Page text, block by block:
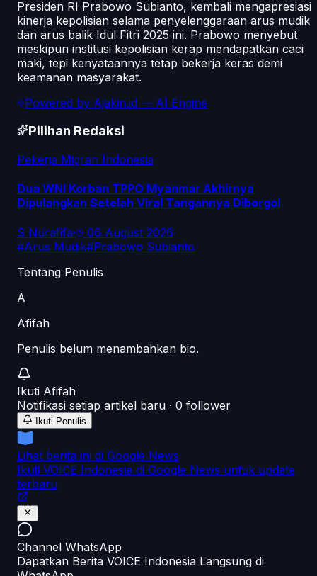
Presiden RI Prabowo Subianto, kembali mengapresiasi
kinerja kepolisian selama penyelenggaraan arus mudik
dan arus balik Idul Fitri 2025 ini. Prabowo menyebut
meskipun institusi kepolisian kerap mendapatkan caci
maki, tepi kenyataannya tetap bekerja keras demi
keamanan masyarakat.
Powered by Ajakin.id — AI Engine
Pilihan Redaksi
Pekerja Migran Indonesia
Dua WNI Korban TPPO Myanmar Akhirnya
Dipulangkan Setelah Viral Tangannya Diborgol
S Nurafifa·
06 August 2026
#Arus Mudik#Prabowo Subianto
Tentang Penulis
A
Afifah
Penulis belum menambahkan bio.
Ikuti Afifah
Notifikasi setiap artikel baru · 0 follower
Ikuti Penulis
Lihat berita ini di Google News
Ikuti VOICE Indonesia di Google News untuk update
terbaru
Channel WhatsApp
Dapatkan Berita VOICE Indonesia Langsung di